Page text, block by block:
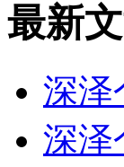
最新
深泽
深泽